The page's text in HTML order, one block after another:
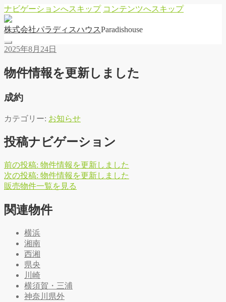
ナビゲーションへスキップ コンテンツへスキップ
株式会社パラディ スハウ スParadishouse
2025年8月24日
物件情報を更新しました
成約
カテゴリー: お知らせ
投稿ナビゲーション
前の投稿: 物件情報を更新しました
次の投稿: 物件情報を更新しました
販売物件一覧を 見る
関連物件
横浜
湘南
西湘
県央
川崎
横須賀・三浦
神奈川県外